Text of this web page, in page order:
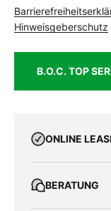
Hinweisgeberschutz
B.O.C. TOP
ONLINE
BERATUNG